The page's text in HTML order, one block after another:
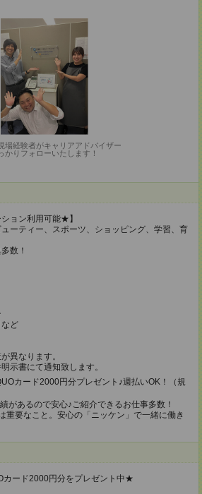
場経験者がキャリアアドバイザー
かりフォローいたします！
ョン利用可能★】
ーティー、スポーツ、ショッピング、学習、育
数！
ど
異なります。
示書にて通知致します。
カード2000円分プレゼント♪週払いOK！（規
があるので安心♪ご紹介できるお仕事多数！
重要なこと。安心の「ニッケン」で一緒に働き
ード2000円分をプレゼント中★